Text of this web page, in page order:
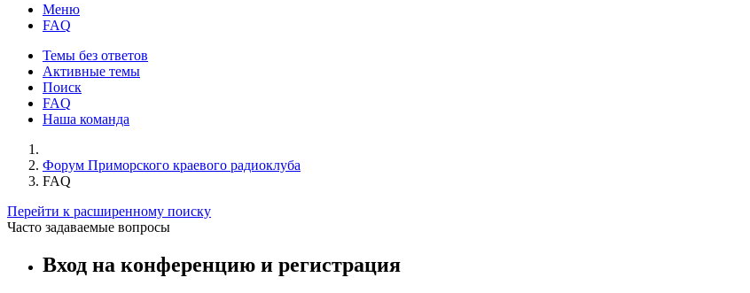
Меню
FAQ
Темы без ответов
Активные темы
Поиск
FAQ
Наша команда
Форум Приморского краевого радиоклуба
FAQ
Перейти к расширенному поиску
Часто задаваемые вопросы
Вход на конференцию и регистрация